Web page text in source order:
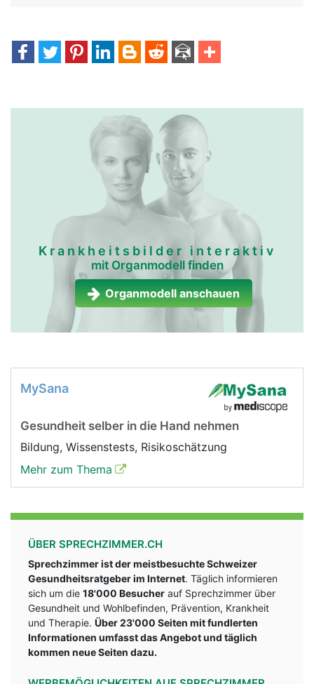
Krankheitsbilder interaktiv
mit Organmodell finden
Organmodell anschauen
MySana
Gesundheit selber in die Hand nehmen
Bildung, Wissenstests, Risikoschätzung
Mehr zum Thema
ÜBER SPRECHZIMMER.CH
Sprechzimmer ist der meistbesuchte Schweizer
Gesundheitsratgeber im Internet. Täglich informieren
sich um die 18'000 Besucher auf Sprechzimmer über
Gesundheit und Wohlbefinden, Prävention, Krankheit
und Therapie. Über 23'000 Seiten mit fundlerten
Informationen umfasst das Angebot und täglich
kommen neue Seiten dazu.